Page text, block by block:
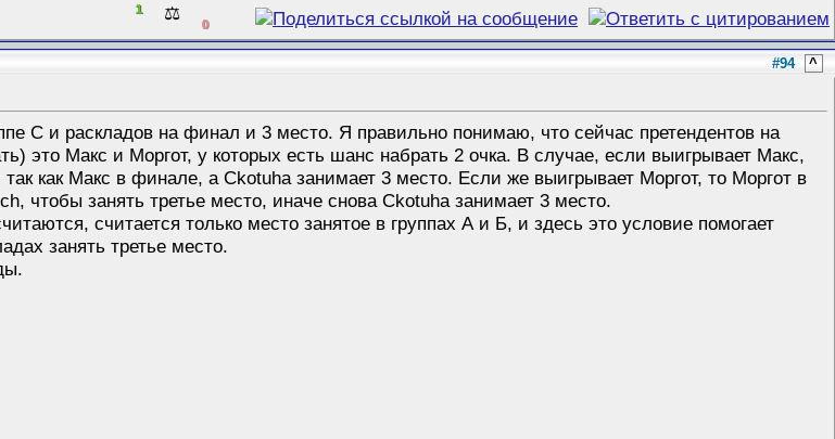
1 ⚖️ 0
#94 ^
С и раскладов на финал и 3 место. Я правильно понимаю, что сейчас претендентов на
это Макс и Моргот, у которых есть шанс набрать 2 очка. В случае, если выигрывает Макс,
так как Макс в финале, а Ckotuha занимает 3 место. Если же выигрывает Моргот, то Моргот в
чтобы занять третье место, иначе снова Ckotuha занимает 3 место.
считается только место занятое в группах А и Б, и здесь это условие помогает
занять третье место.